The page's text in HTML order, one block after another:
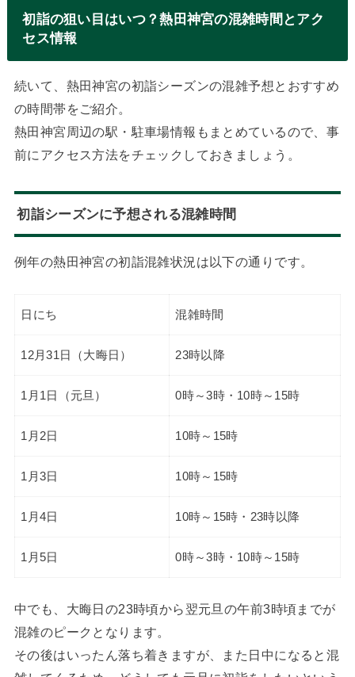
初詣の狙い目はいつ？熱田神宮の混雑時間とアク
セス情報
続いて、熱田神宮の初詣シーズンの混雑予想とおすすめ
の時間帯をご紹介。
熱田神宮周辺の駅・駐車場情報もまとめているので、事
前にアクセス方法をチェックしておきましょう。
初詣シーズンに予想される混雑時間
例年の熱田神宮の初詣混雑状況は以下の通りです。
日にち 混雑時間
12月31日（大晦日） 23時以降
1月1日（元旦） 0時～3時・10時～15時
1月2日 10時～15時
1月3日 10時～15時
1月4日 10時～15時・23時以降
1月5日 0時～3時・10時～15時
中でも、大晦日の23時頃から翌元旦の午前3時頃までが
混雑のピークとなります。
その後はいったん落ち着きますが、また日中になると混